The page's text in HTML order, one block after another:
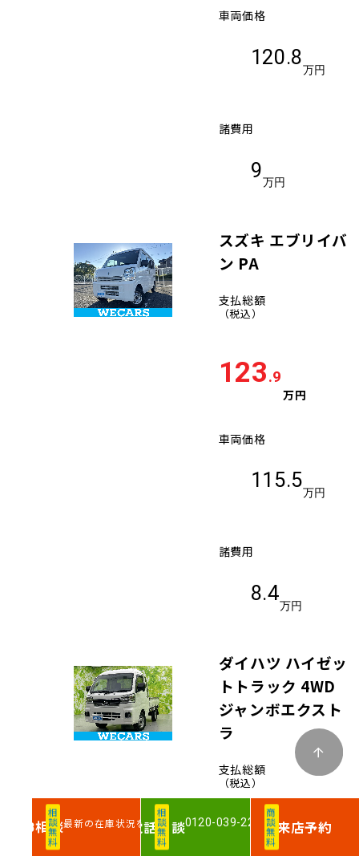
車両価格
120.8
万円
諸費用
9
万円
スズキ エブリイバ
ン PA
支払総額
（税込）
123.9
万円
車両価格
115.5
万円
諸費用
8.4
万円
ダイハツ ハイゼッ
トトラック 4WD
ジャンボエクスト
ラ
支払総額
（税込）
156.9
相談無料
WEB相談最新の在庫状況を確認
相談無料
電話相談0120-039-220 商談無料来店予約